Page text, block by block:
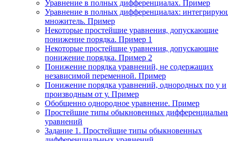
Уравнение в полных дифференциалах. Пример
Уравнение в полных дифференциалах:
множитель. Пример
Некоторые простейшие уравнения, допускающие
понижение порядка. Пример 1
Некоторые простейшие уравнения, допускающие
понижение порядка. Пример 2
Понижение порядка уравнений, не содержащих
независимой переменной. Пример
Понижение порядка уравнений, однородных по у и
производным от у. Пример
Обобщенно однородное уравнение. Пример
Простейшие типы обыкновенных
уравнений
Задание 1. Простейшие типы обыкновенных